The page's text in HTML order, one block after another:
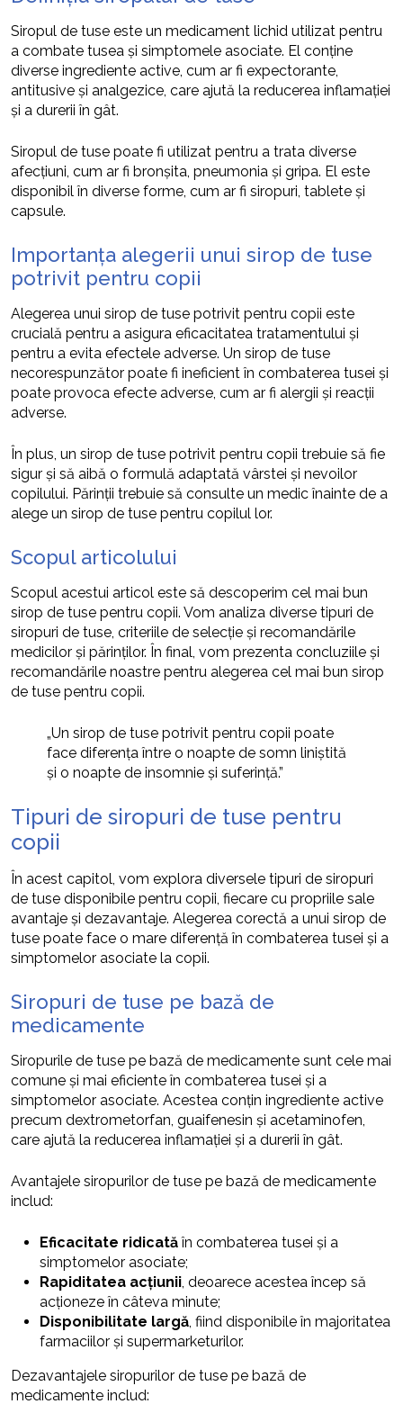
Siropul de tuse este un medicament lichid utilizat pentru
a combate tusea și simptomele asociate. El conține
diverse ingrediente active, cum ar fi expectorante,
antitusive și analgezice, care ajută la reducerea inflamației
și a durerii în gât.
Siropul de tuse poate fi utilizat pentru a trata diverse
afecțiuni, cum ar fi bronșita, pneumonia și gripa. El este
disponibil în diverse forme, cum ar fi siropuri, tablete și
capsule.
Importanța alegerii unui sirop de tuse
potrivit pentru copii
Alegerea unui sirop de tuse potrivit pentru copii este
crucială pentru a asigura eficacitatea tratamentului și
pentru a evita efectele adverse. Un sirop de tuse
necorespunzător poate fi ineficient în combaterea tusei și
poate provoca efecte adverse, cum ar fi alergii și reacții
adverse.
În plus, un sirop de tuse potrivit pentru copii trebuie să fie
sigur și să aibă o formulă adaptată vârstei și nevoilor
copilului. Părinții trebuie să consulte un medic înainte de a
alege un sirop de tuse pentru copilul lor.
Scopul articolului
Scopul acestui articol este să descoperim cel mai bun
sirop de tuse pentru copii. Vom analiza diverse tipuri de
siropuri de tuse, criteriile de selecție și recomandările
medicilor și părinților. În final, vom prezenta concluziile și
recomandările noastre pentru alegerea cel mai bun sirop
de tuse pentru copii.
„Un sirop de tuse potrivit pentru copii poate
face diferența între o noapte de somn liniștită
și o noapte de insomnie și suferință.”
Tipuri de siropuri de tuse pentru
copii
În acest capitol, vom explora diversele tipuri de siropuri
de tuse disponibile pentru copii, fiecare cu propriile sale
avantaje și dezavantaje. Alegerea corectă a unui sirop de
tuse poate face o mare diferență în combaterea tusei și a
simptomelor asociate la copii.
Siropuri de tuse pe bază de
medicamente
Siropurile de tuse pe bază de medicamente sunt cele mai
comune și mai eficiente în combaterea tusei și a
simptomelor asociate. Acestea conțin ingrediente active
precum dextrometorfan, guaifenesin și acetaminofen,
care ajută la reducerea inflamației și a durerii în gât.
Avantajele siropurilor de tuse pe bază de medicamente
includ:
Eficacitate ridicatăîn combaterea tusei și a
simptomelor asociate;
Rapiditatea acțiunii , deoarece acestea încep să
acționeze în câteva minute;
Disponibilitate largă , fiind disponibile în majoritatea
farmaciilor și supermarketurilor.
Dezavantajele siropurilor de tuse pe bază de
medicamente includ: